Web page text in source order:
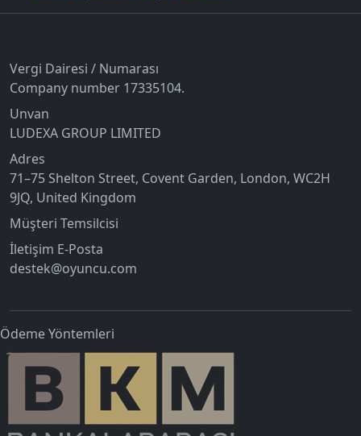
Vergi Dairesi / Numarası
Company number 17335104.
Unvan
LUDEXA GROUP LIMITED
Adres
71–75 Shelton Street, Covent Garden, London, WC2H
9JQ, United Kingdom
Müşteri Temsilcisi
İletişim E-Posta
destek@oyuncu.com
Ödeme Yöntemleri